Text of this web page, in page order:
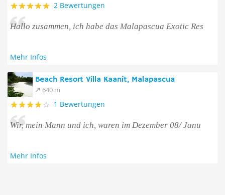
2 Bewertungen
Hallo zusammen, ich habe das Malapascua Exotic Res
Mehr Infos
Beach Resort Villa Kaanit, Malapascua
640 m
1 Bewertungen
Wir, mein Mann und ich, waren im Dezember 08/ Janu
Mehr Infos